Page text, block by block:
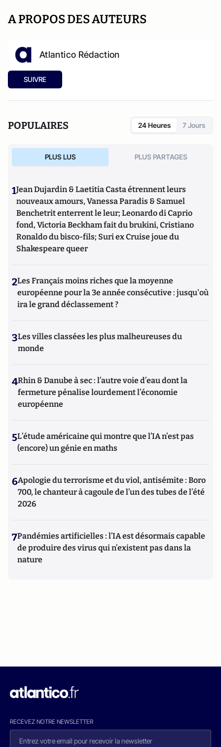
A PROPOS DES AUTEURS
Atlantico Rédaction
SUIVRE
POPULAIRES 24 Heures 7 Jours
PLUS LUS PLUS PARTAGES
1Jean Dujardin & Laetitia Casta étrennent leurs
nouveaux amours, Vanessa Paradis & Samuel
Benchetrit enterrent le leur; Leonardo di Caprio
fond, Victoria Beckham fait du brukini, Cristiano
Ronaldo du bisco-fils; Suri ex Cruise joue du
Shakespeare queer
2Les Français moins riches que la moyenne
européenne pour la 3e année consécutive : jusqu'où
ira le grand déclassement ?
3Les villes classées les plus malheureuses du
monde
4Rhin & Danube à sec : l’autre voie d’eau dont la
fermeture pénalise lourdement l’économie
européenne
5L’étude américaine qui montre que l’IA n’est pas
(encore) un génie en maths
6Apologie du terrorisme et du viol, antisémite : Boro
700, le chanteur à cagoule de l’un des tubes de l’été
2026
7Pandémies artificielles : l’IA est désormais capable
de produire des virus qui n’existent pas dans la
nature
RECEVEZ NOTRE NEWSLETTER